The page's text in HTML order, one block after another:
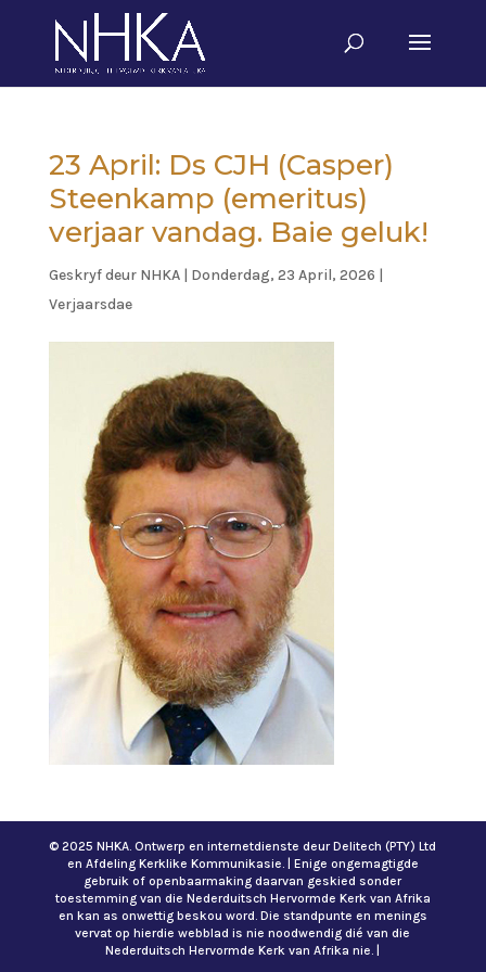
23 April: Ds CJH (Casper)
Steenkamp (emeritus)
verjaar vandag. Baie geluk!
Geskryf deur NHKA| Donderdag, 23 April, 2026 |
Verjaarsdae
© 2025 NHKA. Ontwerp en internetdienste deur Delitech (PTY) Ltd
en Afdeling Kerklike Kommunikasie. | Enige ongemagtigde
gebruik of openbaarmaking daarvan geskied sonder
toestemming van die Nederduitsch Hervormde Kerk van Afrika
en kan as onwettig beskou word. Die standpunte en menings
vervat op hierdie webblad is nie noodwendig dié van die
Nederduitsch Hervormde Kerk van Afrika nie. |